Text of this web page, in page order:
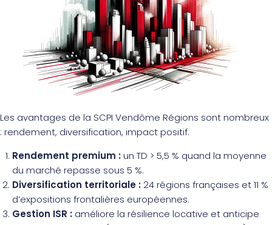
Les avantages de la SCPI Vendôme Régions sont nombreux
: rendement, diversification, impact positif.
Rendement premium :un TD > 5,5 % quand la moyenne
du marché repasse sous 5 %.
Diversification territoriale : 24 régions françaises et 11 %
d’expositions frontalières européennes.
Gestion ISR : améliore la résilience locative et anticipe